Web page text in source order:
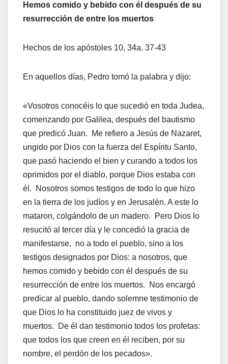
Hemos comido y bebido con él después de su
resurrección de entre los muertos
Hechos de los apóstoles 10, 34a. 37‑43
En aquellos días, Pedro tomó la palabra y dijo:
«Vosotros conocéis lo que sucedió en toda Judea,
comenzando por Galilea, después del bautismo
que predicó Juan. Me refiero a Jesús de Nazaret,
ungido por Dios con la fuerza del Espíritu Santo,
que pasó haciendo el bien y curando a todos los
oprimidos por el diablo, porque Dios estaba con
él. Nosotros somos testigos de todo lo que hizo
en la tierra de los judíos y en Jerusalén. A este lo
mataron, colgándolo de un madero. Pero Dios lo
resucitó al tercer día y le concedió la gracia de
manifestarse, no a todo el pueblo, sino a los
testigos designados por Dios: a nosotros, que
hemos comido y bebido con él después de su
resurrección de entre los muertos. Nos encargó
predicar al pueblo, dando solemne testimonio de
que Dios lo ha constituido juez de vivos y
muertos. De él dan testimonio todos los profetas:
que todos los que creen en él reciben, por su
nombre, el perdón de los pecados».